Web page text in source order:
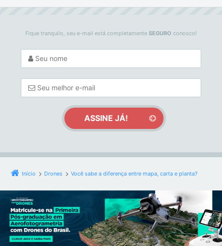
Fique tranquilo, seu e-mail está completamente SEGURO conosco!
Início Drones Você sabe a diferença entre mapa, carta e planta?